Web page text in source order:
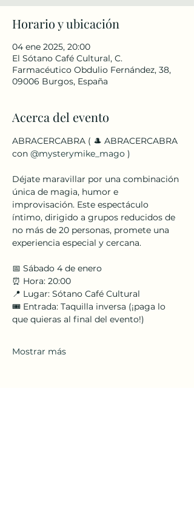
Horario y ubicación
04 ene 2025, 20:00
El Sótano Café Cultural, C.
Farmacéutico Obdulio Fernández, 38,
09006 Burgos, España
Acerca del evento
ABRACERCABRA ( 🎩 ABRACERCABRA
con @mysterymike_mago )
Déjate maravillar por una combinación
única de magia, humor e
improvisación. Este espectáculo
íntimo, dirigido a grupos reducidos de
no más de 20 personas, promete una
experiencia especial y cercana.
📅 Sábado 4 de enero
⏰ Hora: 20:00
📍 Lugar: Sótano Café Cultural
🎟️ Entrada: Taquilla inversa (¡paga lo
que quieras al final del evento!)
Mostrar más